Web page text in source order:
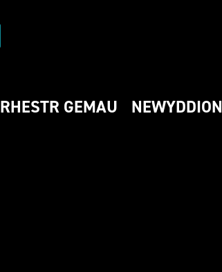
RHESTR GEMAU NEWYDDION